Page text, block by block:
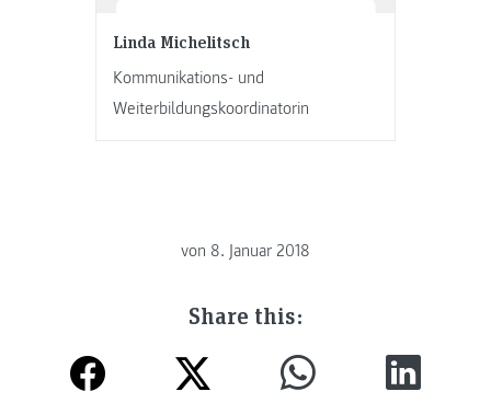
Linda Michelitsch
Kommunikations- und
Weiterbildungskoordinatorin
von 8. Januar 2018
Share this: